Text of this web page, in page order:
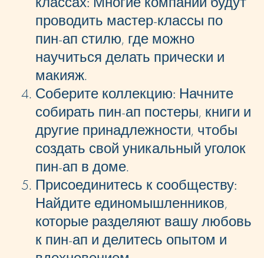
проводить мастер-классы по
пин-ап стилю, где можно
научиться делать прически и
макияж.
Соберите коллекцию: Начните
собирать пин-ап постеры, книги и
другие принадлежности, чтобы
создать свой уникальный уголок
пин-ап в доме.
Присоединитесь к сообществу:
Найдите единомышленников,
которые разделяют вашу любовь
к пин-ап и делитесь опытом и